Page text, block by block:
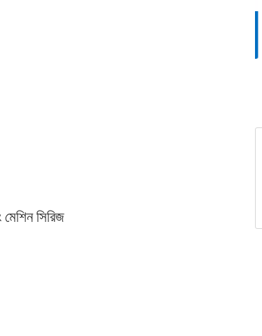
মেশিন সিরিজ